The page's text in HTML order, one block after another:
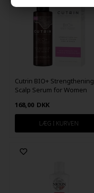
Cutrin BIO+ Strengthening
Scalp Serum for Women
168,00 DKK